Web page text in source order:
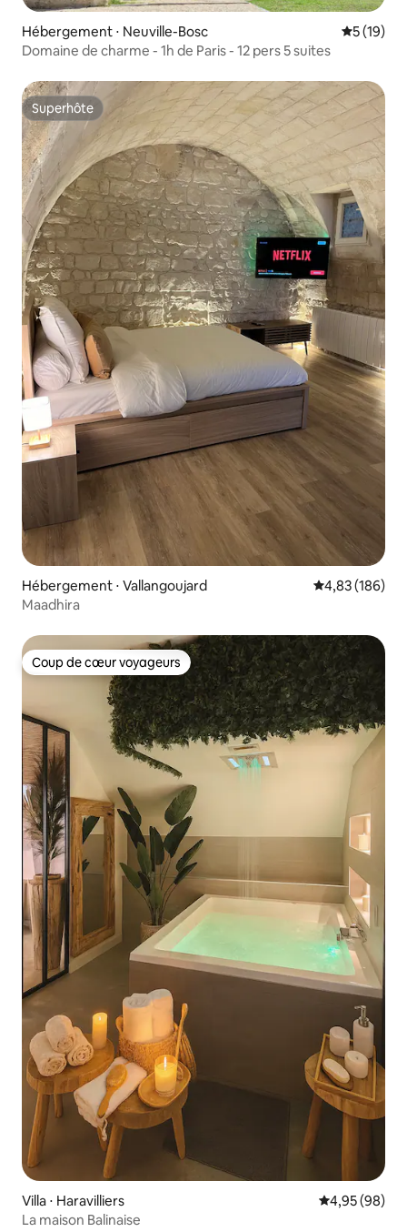
Hébergement ⋅ Neuville-Bosc
5 (19)
Domaine de charme - 1h de Paris - 12 pers 5 suites
Superhôte
Superhôte
Hébergement ⋅ Vallangoujard Évaluation
4,83 (186)
Maadhira
Coup de cœur voyageurs
Coup de cœur voyageurs
Villa ⋅ Haravilliers Évaluation
4,95 (98)
La maison Balinaise